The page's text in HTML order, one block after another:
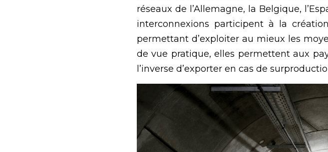
réseaux de l’Allemagne, la Belgique,
interconnexions participent à la
permettant d’exploiter au mieux les
de vue pratique, elles permettent aux
l’inverse d’exporter en cas de